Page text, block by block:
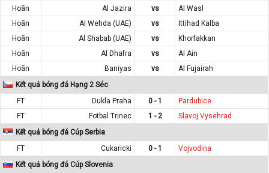
Hoãn
Al Jazira vs
Al Wasl
Hoãn
Al Wehda (UAE) vs
Ittihad Kalba
Hoãn
Al Shabab (UAE) vs
Khorfakkan
Hoãn
Al Dhafra vs
Al Ain
Hoãn
Baniyas vs
Al Fujairah
Kết quả bóng đá Hạng 2 Séc
FT
Dukla Praha 0 - 1
Pardubice
FT
Fotbal Trinec 1 - 2
Slavoj Vysehrad
Kết quả bóng đá Cúp Serbia
FT
Cukaricki 0 - 1
Vojvodina
Kết quả bóng đá Cúp Slovenia